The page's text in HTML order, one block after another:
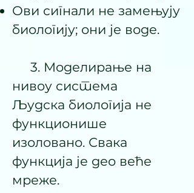
Ови сигнали не замењују
биологију; они је воде.
3. Моделирање на
нивоу система
Људска биологија не
функционише
изоловано. Свака
функција је део веће
мреже.